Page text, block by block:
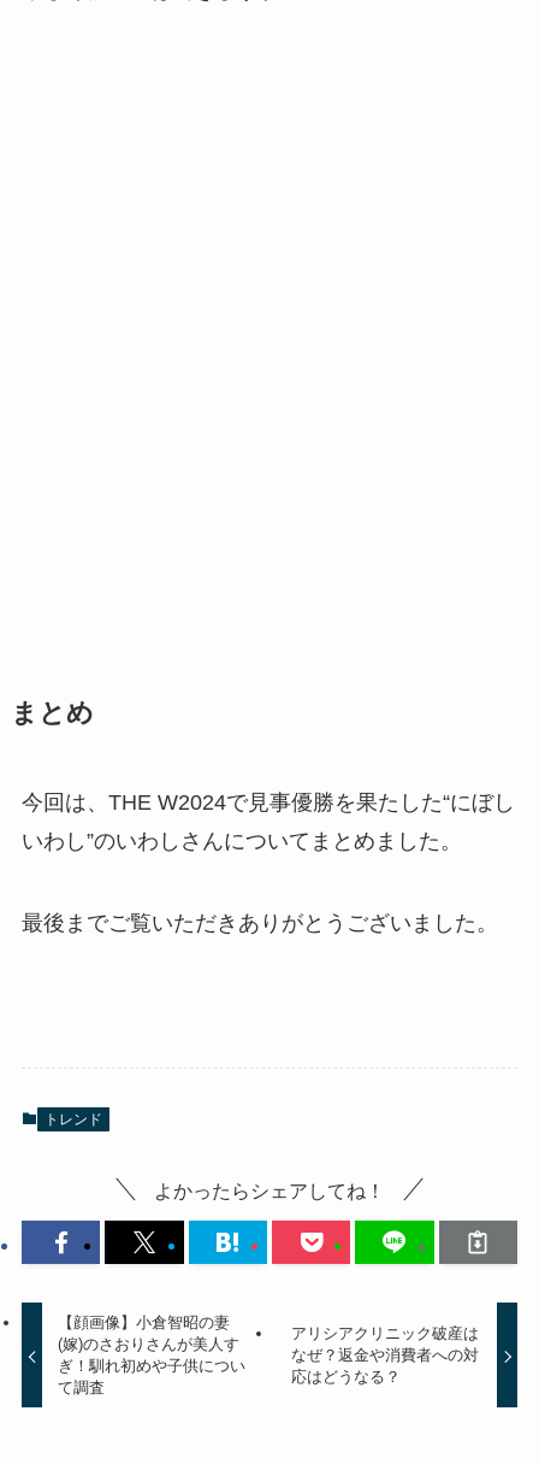
まとめ
今回は、THE W2024で見事優勝を果たした“にぼし
いわし”のいわしさんについてまとめました。
最後までご覧いただきありがとうございました。
トレンド
よかったらシェアしてね！
【顔画像】小倉智昭の妻
(嫁)のさおりさんが美人す
ぎ！馴れ初めや子供につい
て調査
アリシアクリニック破産は
なぜ？返金や消費者への対
応はどうなる？